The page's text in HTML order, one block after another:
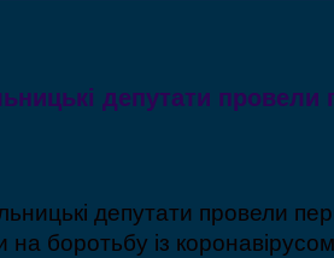
депутати провели
депутати провели
на боротьбу із